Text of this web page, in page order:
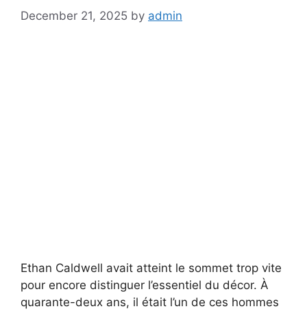
December 21, 2025 by admin
Ethan Caldwell avait atteint le sommet trop vite
pour encore distinguer l’essentiel du décor. À
quarante-deux ans, il était l’un de ces hommes